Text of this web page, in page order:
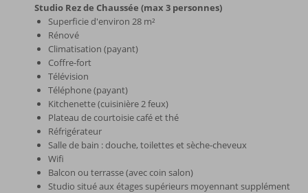
Studio Rez de Chaussée (max 3 personnes)
Superficie d'environ 28 m²
Rénové
Climatisation (payant)
Coffre-fort
Télévision
Téléphone (payant)
Kitchenette (cuisinière 2 feux)
Plateau de courtoisie café et thé
Réfrigérateur
Salle de bain : douche, toilettes et sèche-cheveux
Wifi
Balcon ou terrasse (avec coin salon)
Studio situé aux étages supérieurs moyennant supplément